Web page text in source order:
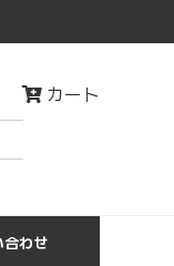
カート
合わせ